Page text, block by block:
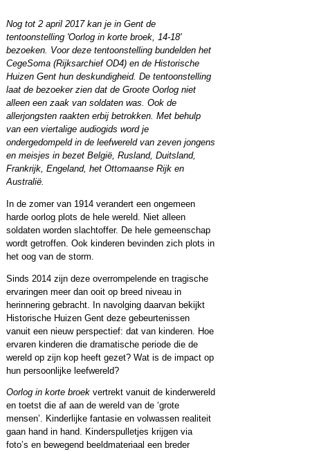
Nog tot 2 april 2017 kan je in Gent de
tentoonstelling 'Oorlog in korte broek, 14-18'
bezoeken. Voor deze tentoonstelling bundelden het
CegeSoma (Rijksarchief OD4) en de Historische
Huizen Gent hun deskundigheid. De tentoonstelling
laat de bezoeker zien dat de Groote Oorlog niet
alleen een zaak van soldaten was. Ook de
allerjongsten raakten erbij betrokken. Met behulp
van een viertalige audiogids word je
ondergedompeld in de leefwereld van zeven jongens
en meisjes in bezet België, Rusland, Duitsland,
Frankrijk, Engeland, het Ottomaanse Rijk en
Australië.
In de zomer van 1914 verandert een ongemeen
harde oorlog plots de hele wereld. Niet alleen
soldaten worden slachtoffer. De hele gemeenschap
wordt getroffen. Ook kinderen bevinden zich plots in
het oog van de storm.
Sinds 2014 zijn deze overrompelende en tragische
ervaringen meer dan ooit op breed niveau in
herinnering gebracht. In navolging daarvan bekijkt
Historische Huizen Gent deze gebeurtenissen
vanuit een nieuw perspectief: dat van kinderen. Hoe
ervaren kinderen die dramatische periode die de
wereld op zijn kop heeft gezet? Wat is de impact op
hun persoonlijke leefwereld?
Oorlog in korte broek vertrekt vanuit de kinderwereld
en toetst die af aan de wereld van de ‘grote
mensen’. Kinderlijke fantasie en volwassen realiteit
gaan hand in hand. Kinderspulletjes krijgen via
foto’s en bewegend beeldmateriaal een breder